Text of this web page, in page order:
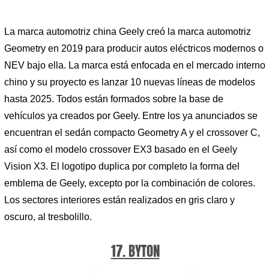
La marca automotriz china Geely creó la marca automotriz
Geometry en 2019 para producir autos eléctricos modernos o
NEV bajo ella. La marca está enfocada en el mercado interno
chino y su proyecto es lanzar 10 nuevas líneas de modelos
hasta 2025. Todos están formados sobre la base de
vehículos ya creados por Geely. Entre los ya anunciados se
encuentran el sedán compacto Geometry A y el crossover C,
así como el modelo crossover EX3 basado en el Geely
Vision X3. El logotipo duplica por completo la forma del
emblema de Geely, excepto por la combinación de colores.
Los sectores interiores están realizados en gris claro y
oscuro, al tresbolillo.
17. BYTON